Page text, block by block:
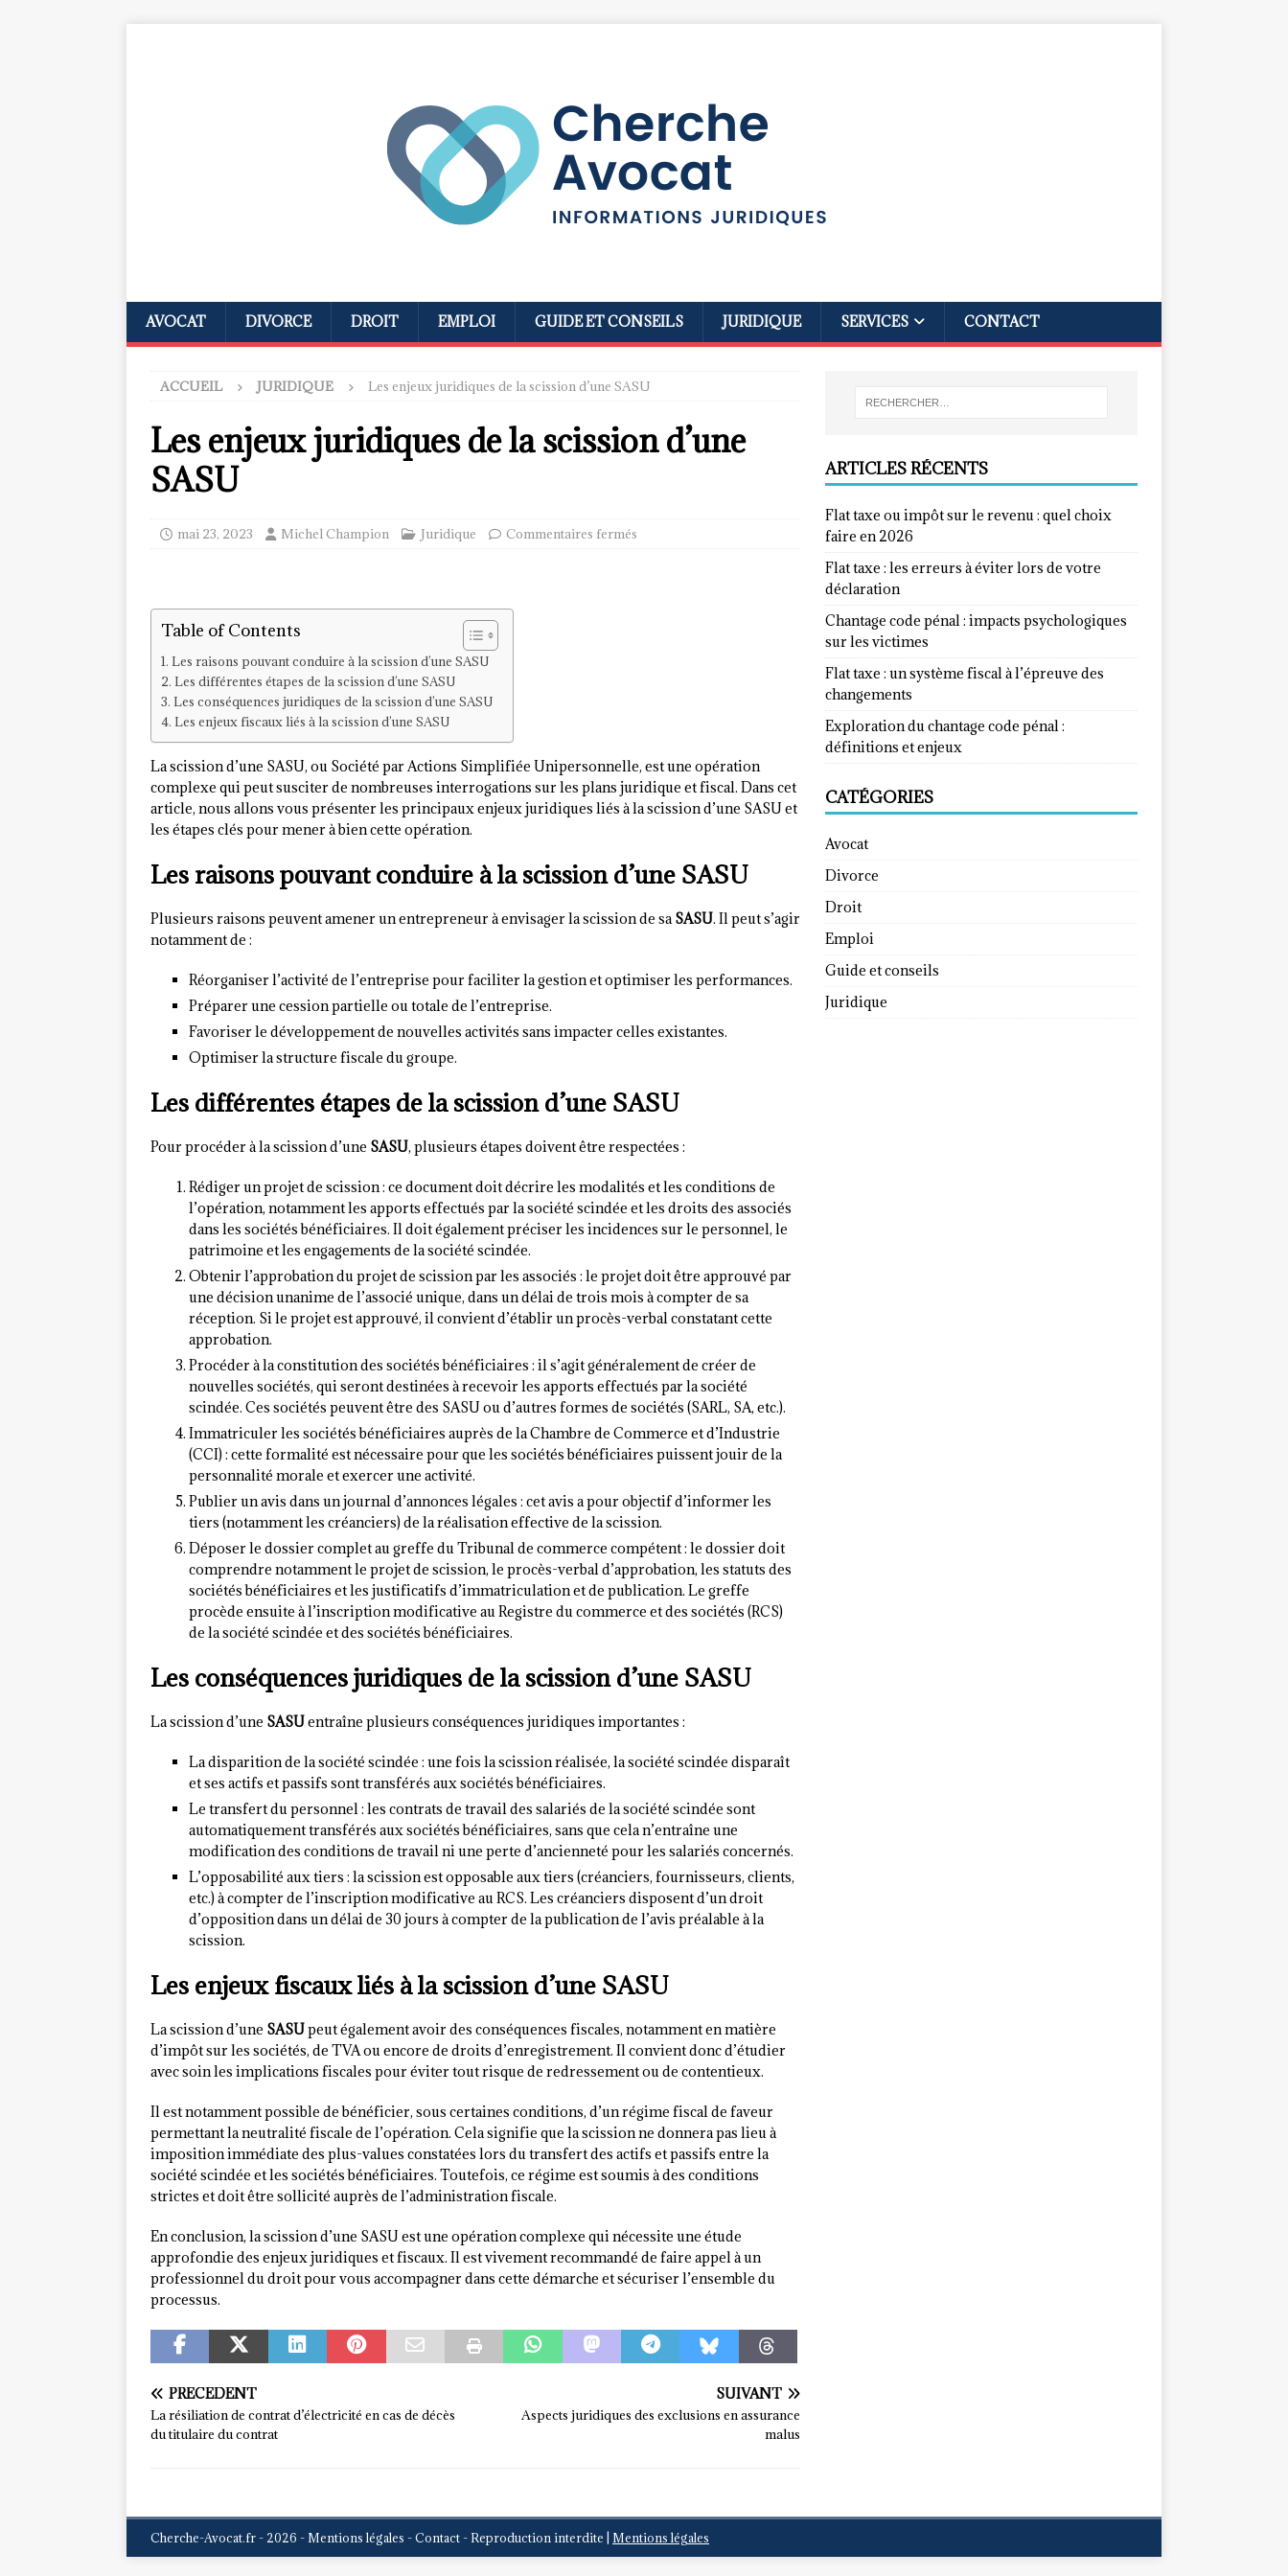
AVOCAT DIVORCE DROIT EMPLOI GUIDE ET CONSEILS JURIDIQUE SERVICES CONTACT
ACCUEIL JURIDIQUE Les enjeux juridiques de la scission d’une SASU
Les enjeux juridiques de la scission d’une
SASU
mai 23, 2023 Michel Champion Juridique Commentaires fermés
Table of Contents
Les raisons pouvant conduire à la scission d’une SASU
Les différentes étapes de la scission d’une SASU
Les conséquences juridiques de la scission d’une SASU
Les enjeux fiscaux liés à la scission d’une SASU
La scission d’une SASU, ou Société par Actions Simplifiée Unipersonnelle, est une opération
complexe qui peut susciter de nombreuses interrogations sur les plans juridique et fiscal. Dans cet
article, nous allons vous présenter les principaux enjeux juridiques liés à la scission d’une SASU et
les étapes clés pour mener à bien cette opération.
Les raisons pouvant conduire à la scission d’une SASU
Plusieurs raisons peuvent amener un entrepreneur à envisager la scission de saSASU. Il peut s’agir
notamment de :
Réorganiser l’activité de l’entreprise pour faciliter la gestion et optimiser les performances.
Préparer une cession partielle ou totale de l’entreprise.
Favoriser le développement de nouvelles activités sans impacter celles existantes.
Optimiser la structure fiscale du groupe.
Les différentes étapes de la scission d’une SASU
Pour procéder à la scission d’une SASU, plusieurs étapes doivent être respectées :
Rédiger un projet de scission : ce document doit décrire les modalités et les conditions de
l’opération, notamment les apports effectués par la société scindée et les droits des associés
dans les sociétés bénéficiaires. Il doit également préciser les incidences sur le personnel, le
patrimoine et les engagements de la société scindée.
Obtenir l’approbation du projet de scission par les associés : le projet doit être approuvé par
une décision unanime de l’associé unique, dans un délai de trois mois à compter de sa
réception. Si le projet est approuvé, il convient d’établir un procès-verbal constatant cette
approbation.
Procéder à la constitution des sociétés bénéficiaires : il s’agit généralement de créer de
nouvelles sociétés, qui seront destinées à recevoir les apports effectués par la société
scindée. Ces sociétés peuvent être des SASU ou d’autres formes de sociétés (SARL, SA, etc.).
Immatriculer les sociétés bénéficiaires auprès de la Chambre de Commerce et d’Industrie
(CCI) : cette formalité est nécessaire pour que les sociétés bénéficiaires puissent jouir de la
personnalité morale et exercer une activité.
Publier un avis dans un journal d’annonces légales : cet avis a pour objectif d’informer les
tiers (notamment les créanciers) de la réalisation effective de la scission.
Déposer le dossier complet au greffe du Tribunal de commerce compétent : le dossier doit
comprendre notamment le projet de scission, le procès-verbal d’approbation, les statuts des
sociétés bénéficiaires et les justificatifs d’immatriculation et de publication. Le greffe
procède ensuite à l’inscription modificative au Registre du commerce et des sociétés (RCS)
de la société scindée et des sociétés bénéficiaires.
Les conséquences juridiques de la scission d’une SASU
La scission d’une SASUentraîne plusieurs conséquences juridiques importantes :
La disparition de la société scindée : une fois la scission réalisée, la société scindée disparaît
et ses actifs et passifs sont transférés aux sociétés bénéficiaires.
Le transfert du personnel : les contrats de travail des salariés de la société scindée sont
automatiquement transférés aux sociétés bénéficiaires, sans que cela n’entraîne une
modification des conditions de travail ni une perte d’ancienneté pour les salariés concernés.
L’opposabilité aux tiers : la scission est opposable aux tiers (créanciers, fournisseurs, clients,
etc.) à compter de l’inscription modificative au RCS. Les créanciers disposent d’un droit
d’opposition dans un délai de 30 jours à compter de la publication de l’avis préalable à la
scission.
Les enjeux fiscaux liés à la scission d’une SASU
La scission d’une SASUpeut également avoir des conséquences fiscales, notamment en matière
d’impôt sur les sociétés, de TVA ou encore de droits d’enregistrement. Il convient donc d’étudier
avec soin les implications fiscales pour éviter tout risque de redressement ou de contentieux.
Il est notamment possible de bénéficier, sous certaines conditions, d’un régime fiscal de faveur
permettant la neutralité fiscale de l’opération. Cela signifie que la scission ne donnera pas lieu à
imposition immédiate des plus-values constatées lors du transfert des actifs et passifs entre la
société scindée et les sociétés bénéficiaires. Toutefois, ce régime est soumis à des conditions
strictes et doit être sollicité auprès de l’administration fiscale.
En conclusion, la scission d’une SASU est une opération complexe qui nécessite une étude
approfondie des enjeux juridiques et fiscaux. Il est vivement recommandé de faire appel à un
professionnel du droit pour vous accompagner dans cette démarche et sécuriser l’ensemble du
processus.
PRÉCÉDENT
La résiliation de contrat d’électricité en cas de décès
du titulaire du contrat
SUIVANT
Aspects juridiques des exclusions en assurance
malus
ARTICLES RÉCENTS
Flat taxe ou impôt sur le revenu : quel choix
faire en 2026
Flat taxe : les erreurs à éviter lors de votre
déclaration
Chantage code pénal : impacts psychologiques
sur les victimes
Flat taxe : un système fiscal à l’épreuve des
changements
Exploration du chantage code pénal :
définitions et enjeux
CATÉGORIES
Avocat
Divorce
Droit
Emploi
Guide et conseils
Juridique
Cherche-Avocat.fr - 2026 - Mentions légales - Contact - Reproduction interdite Mentions légales